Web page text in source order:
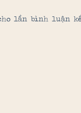
lần bình luận